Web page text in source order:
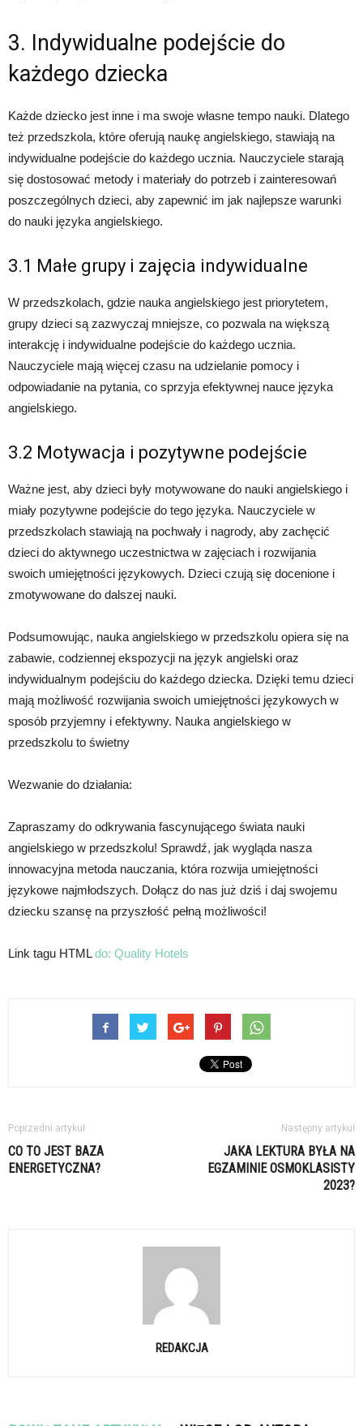
3. Indywidualne podejście do
każdego dziecka
Każde dziecko jest inne i ma swoje własne tempo nauki. Dlatego
też przedszkola, które oferują naukę angielskiego, stawiają na
indywidualne podejście do każdego ucznia. Nauczyciele starają
się dostosować metody i materiały do potrzeb i zainteresowań
poszczególnych dzieci, aby zapewnić im jak najlepsze warunki
do nauki języka angielskiego.
3.1 Małe grupy i zajęcia indywidualne
W przedszkolach, gdzie nauka angielskiego jest priorytetem,
grupy dzieci są zazwyczaj mniejsze, co pozwala na większą
interakcję i indywidualne podejście do każdego ucznia.
Nauczyciele mają więcej czasu na udzielanie pomocy i
odpowiadanie na pytania, co sprzyja efektywnej nauce języka
angielskiego.
3.2 Motywacja i pozytywne podejście
Ważne jest, aby dzieci były motywowane do nauki angielskiego i
miały pozytywne podejście do tego języka. Nauczyciele w
przedszkolach stawiają na pochwały i nagrody, aby zachęcić
dzieci do aktywnego uczestnictwa w zajęciach i rozwijania
swoich umiejętności językowych. Dzieci czują się docenione i
zmotywowane do dalszej nauki.
Podsumowując, nauka angielskiego w przedszkolu opiera się na
zabawie, codziennej ekspozycji na język angielski oraz
indywidualnym podejściu do każdego dziecka. Dzięki temu dzieci
mają możliwość rozwijania swoich umiejętności językowych w
sposób przyjemny i efektywny. Nauka angielskiego w
przedszkolu to świetny
Wezwanie do działania:
Zapraszamy do odkrywania fascynującego świata nauki
angielskiego w przedszkolu! Sprawdź, jak wygląda nasza
innowacyjna metoda nauczania, która rozwija umiejętności
językowe najmłodszych. Dołącz do nas już dziś i daj swojemu
dziecku szansę na przyszłość pełną możliwości!
Link tagu HTMLdo: Quality Hotels
Poprzedni artykuł
CO TO JEST BAZA
ENERGETYCZNA?
Następny artykuł
JAKA LEKTURA BYŁA NA
EGZAMINIE OSMOKLASISTY
2023?
REDAKCJA